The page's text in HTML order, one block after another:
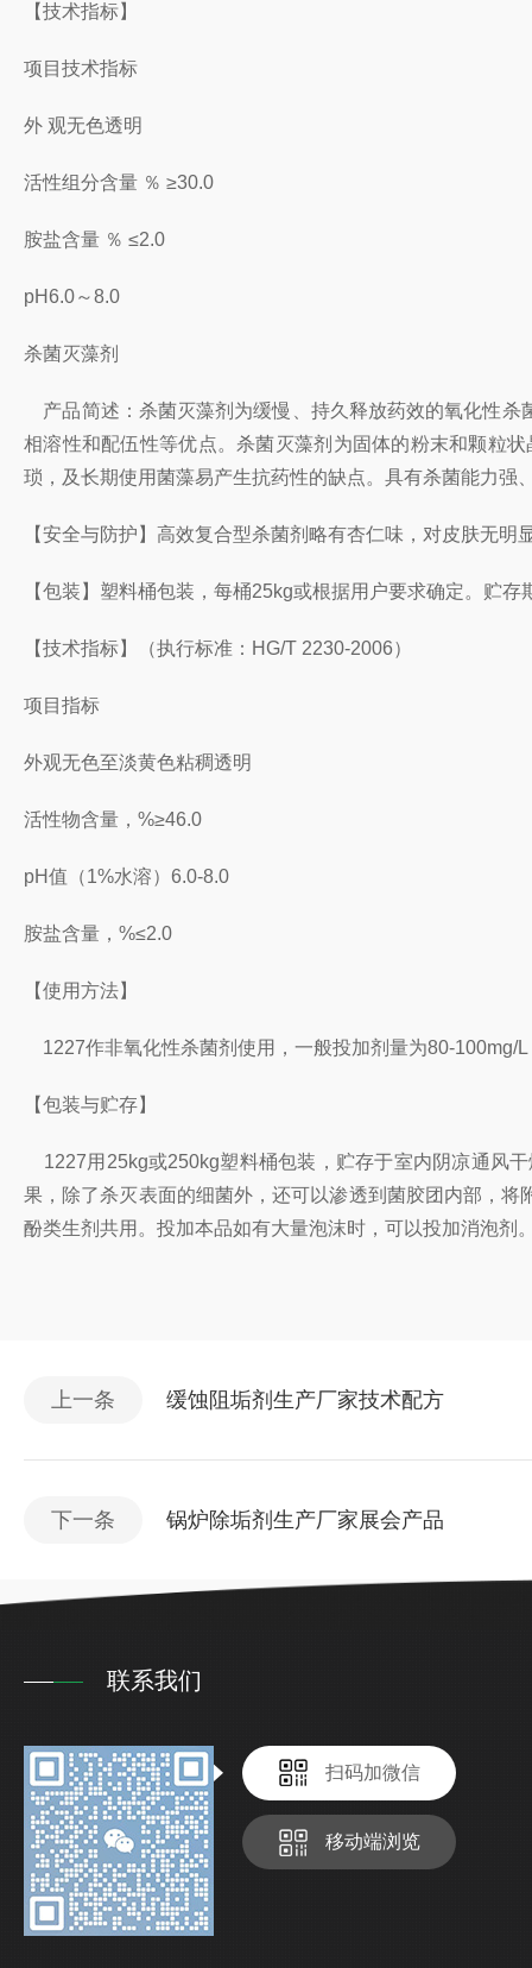
【技术指标】
项目技术指标
外 观无色透明
活性组分含量 ％ ≥30.0
胺盐含量 ％ ≤2.0
pH6.0～8.0
杀菌灭藻剂
产品简述：杀菌灭藻剂为缓慢、持久释放药效的氧化性杀
相溶性和配伍性等优点。杀菌灭藻剂为固体的粉末和颗粒
琐，及长期使用菌藻易产生抗药性的缺点。具有杀菌能力
【安全与防护】高效复合型杀菌剂略有杏仁味，对皮肤无
【包装】塑料桶包装，每桶25kg或根据用户要求确定。贮存
【技术指标】（执行标准：HG/T 2230-2006）
项目 指标
外观无色至淡黄色粘稠透明
活性物含量，%≥46.0
pH值（1%水溶）6.0-8.0
胺盐含量，%≤2.0
【使用方法】
1227作非氧化性杀菌剂使用，一般投加剂量为80-100mg/
【包装与贮存】
1227用25kg或250kg塑料桶包装，贮存于室内阴凉通风
果，除了杀灭表面的细菌外，还可以渗透到菌胶团内部，
酚类生剂共用。投加本品如有大量泡沫时，可以投加消泡剂
上一条 缓蚀阻垢剂生产厂家技术配方
下一条 锅炉除垢剂生产厂家展会产品
联系我们
扫码加微信
移动端浏览